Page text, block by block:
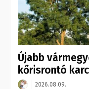
Újabb
kőrisrontó
2026.08.09.